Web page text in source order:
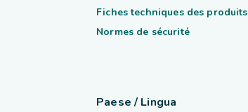
Fiches techniques des produits
Normes de sécurité
Paese / Lingua